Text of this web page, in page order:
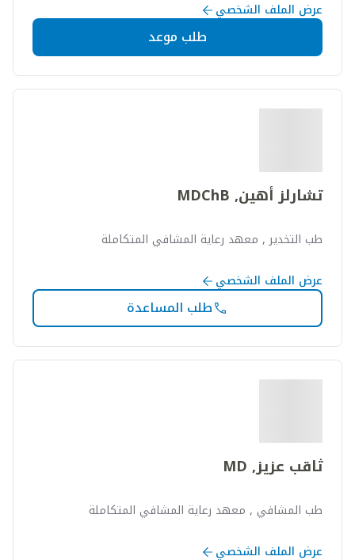
عرض الملف الشخصي
طلب موعد
تشارلز أهين, MDChB
طب التخدير , معهد رعاية المشافي المتكاملة
عرض الملف الشخصي
طلب المساعدة
ثاقب عزيز, MD
طب المشافي , معهد رعاية المشافي المتكاملة
عرض الملف الشخصي